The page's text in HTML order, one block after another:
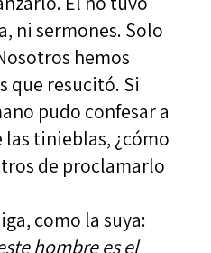
ni sermones. Solo
hemos
que resucitó. Si
pudo confesar a
tinieblas, ¿cómo
de proclamarlo
como la suya:
hombre es el